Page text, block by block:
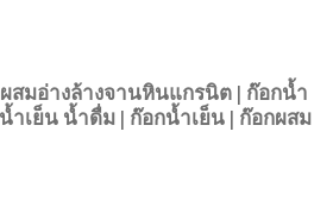
สมอ่างล้างจานหินแกรนิต
ก๊อกน้ำ
ำเย็น น้ำดื่ม ก๊อกน้ำเย็น
ก๊อกผสม